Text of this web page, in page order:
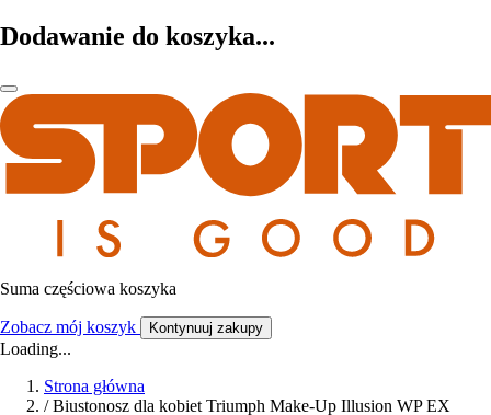
Dodawanie do koszyka...
Suma częściowa koszyka
Zobacz mój koszyk Kontynuuj zakupy
Loading...
Strona główna
/ Biustonosz dla kobiet Triumph Make-Up Illusion WP EX